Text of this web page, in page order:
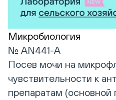
Микробиология
№ AN441-A
Посев мочи на
чувствительности к
препаратам (основной